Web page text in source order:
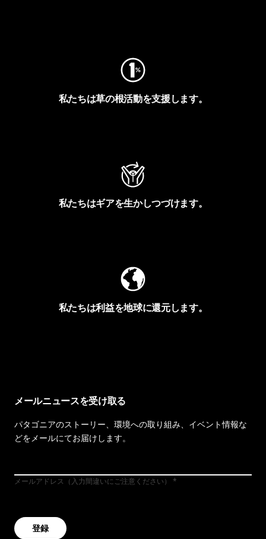
私たちは草の根活動を支援します。
私たちはギアを生かしつづけます。
私たちは利益を地球に還元します。
メールニュースを受け取る
パタゴニアのストーリー、環境への取り組み、イベント情報な
どをメールにてお届けします。
メールアドレス（入力間違いにご注意ください）
登録